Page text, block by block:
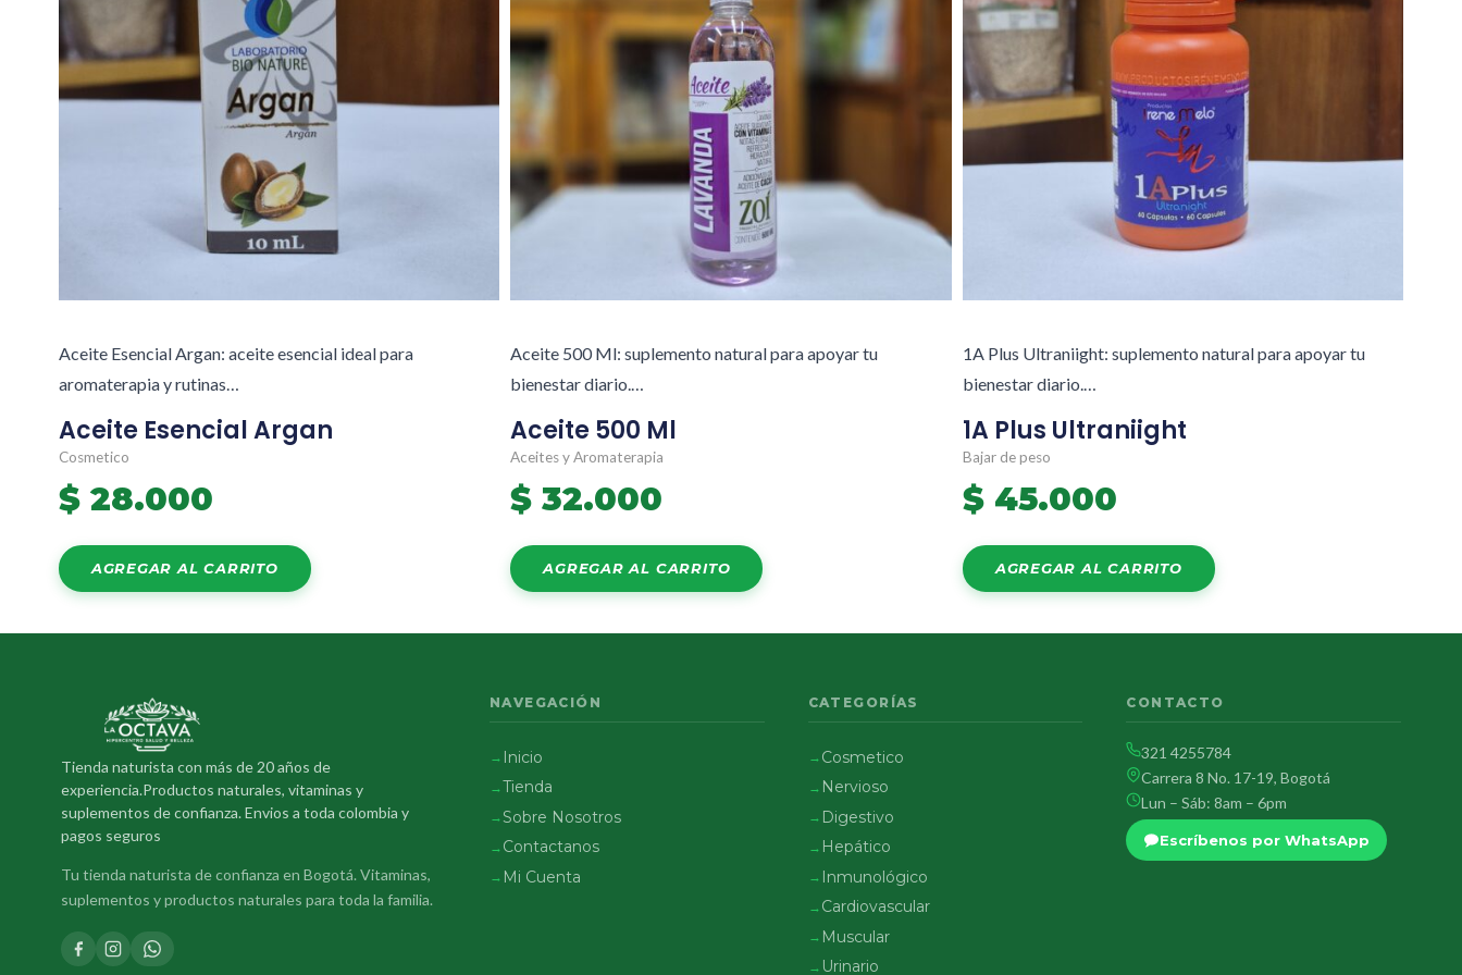
Aceite Esencial Argan: aceite esencial ideal para
aromaterapia y rutinas…
Aceite Esencial Argan
Cosmetico
$28.000
AGREGAR AL CARRITO
Aceite 500 Ml: suplemento natural para apoyar tu
bienestar diario.…
Aceite 500 Ml
Aceites y Aromaterapia
$ 32.000
AGREGAR AL CARRITO
1A Plus Ultraniight: suplemento natural para apoyar tu
bienestar diario.…
1A Plus Ultraniight
Bajar de peso
$45.000
AGREGAR AL CARRITO
Tienda naturista con más de 20 años de
experiencia.Productos naturales, vitaminas y
suplementos de confianza. Envios a toda colombia y
pagos seguros
Tu tienda naturista de confianza en Bogotá. Vitaminas,
suplementos y productos naturales para toda la familia.
NAVEGACIÓN
Inicio
Tienda
Sobre Nosotros
Contactanos
Mi Cuenta
CATEGORÍAS
Cosmetico
Nervioso
Digestivo
Hepático
Inmunológico
Cardiovascular
Muscular
Urinario
CONTACTO
321 4255784
Carrera 8 No. 17-19, Bogotá
Lun – Sáb: 8am – 6pm
Escríbenos por WhatsApp